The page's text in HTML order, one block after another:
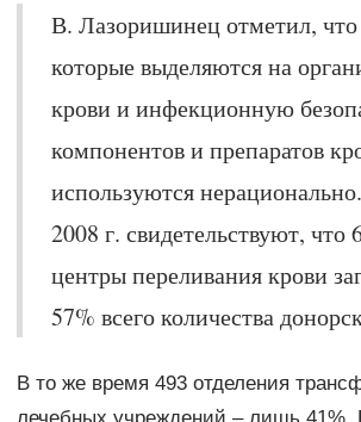
В. Лазоришинец отметил, что
которые выделяются на
крови и инфекционную
компонентов и препаратов
используются
2008 г. свидетельствуют, что
центры переливания крови
57% всего количества
В то же время 493 отделения